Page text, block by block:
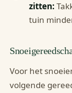
zitten:
tuin
Voor het
volgende